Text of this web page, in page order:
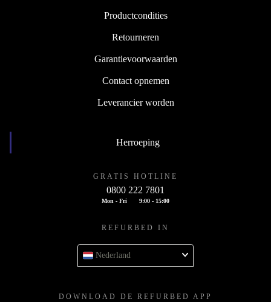
Productcondities
Retourneren
Garantievoorwaarden
Contact opnemen
Leverancier worden
Herroeping
GRATIS HOTLINE
0800 222 7801
Mon - Fri 9:00 - 15:00
REFURBED IN
Nederland
DOWNLOAD DE REFURBED APP